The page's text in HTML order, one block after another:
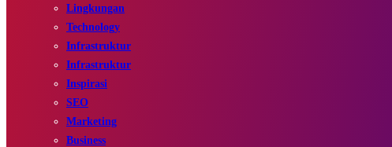
Lingkungan
Technology
Infrastruktur
Infrastruktur
Inspirasi
SEO
Marketing
Business